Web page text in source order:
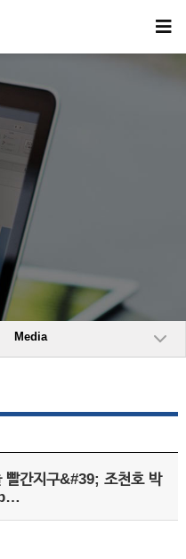
Media
간지구&#39; 조천호 박